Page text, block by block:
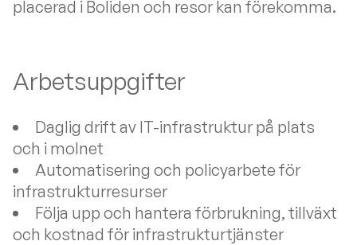
placerad i Boliden och resor kan förekomma.
Arbetsuppgifter
Daglig drift av IT-infrastruktur på plats
och i molnet
Automatisering och policyarbete för
infrastrukturresurser
Följa upp och hantera förbrukning, tillväxt
och kostnad för infrastrukturtjänster